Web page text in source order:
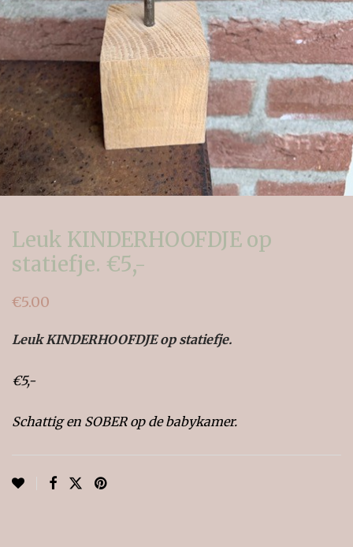
Leuk KINDERHOOFDJE op
statiefje. €5,-
€5.00
Leuk KINDERHOOFDJE op statiefje.
€5,-
Schattig en SOBER op de babykamer.